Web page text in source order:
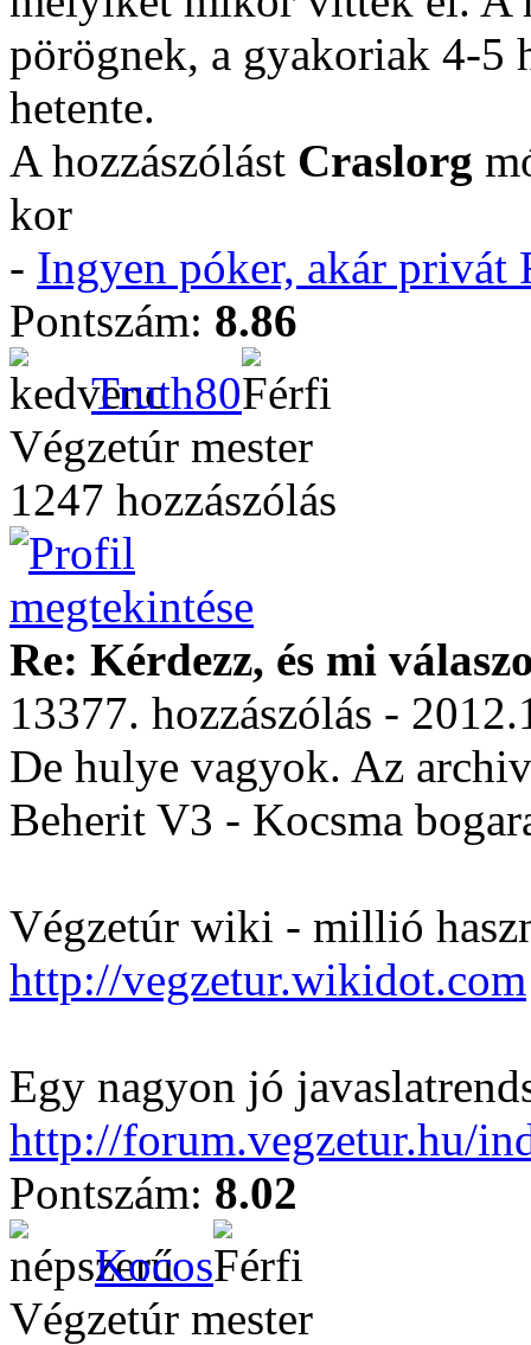
pörögnek, a gyakoriak 4-5
hetente.
A hozzászólást Craslorg
kor
- Ingyen póker, akár privát
Pontszám: 8.86
Truth80
Végzetúr mester
1247 hozzászólás
Re: Kérdezz, és mi
13377. hozzászólás -
De hulye vagyok. Az
Beherit V3 - Kocsma
Végzetúr wiki - millió
http://vegzetur.wikidot.com
Egy nagyon jó
http://forum.vegzetur.hu/
Pontszám: 8.02
Kocos
Végzetúr mester